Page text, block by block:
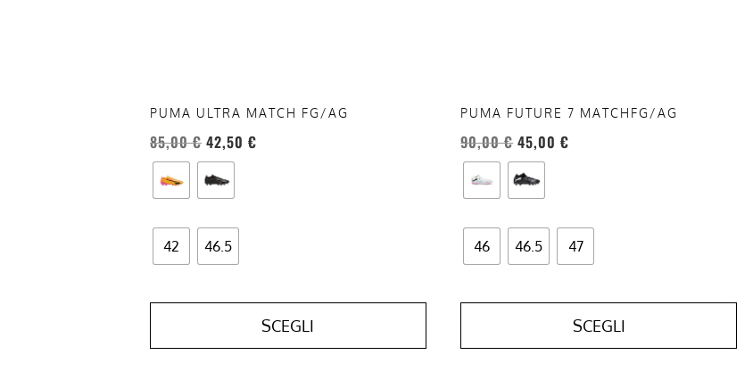
PUMA ULTRA MATCH FG/AG
85,00€ 42,50 €
42 46.5
SCEGLI
del
prodotto
PUMA FUTURE 7 MATCHFG/AG
90,00€ 45,00€
46 46.5 47
SCEGLI
del
prodotto